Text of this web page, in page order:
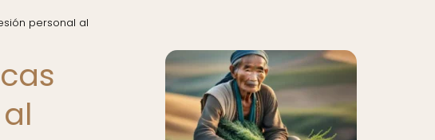
personal al